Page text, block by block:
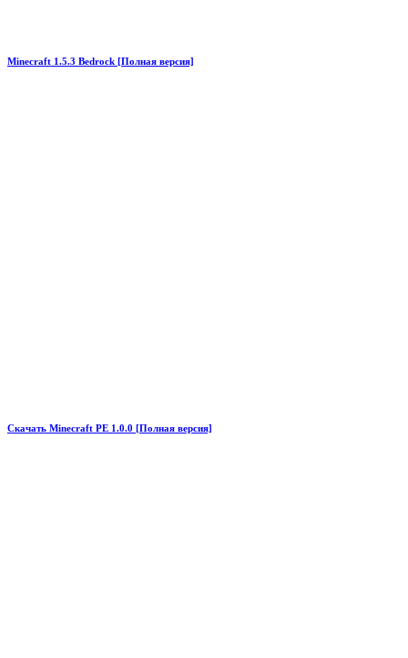
Minecraft 1.5.3 Bedrock [Полная версия]
Скачать Minecraft PE 1.0.0 [Полная версия]